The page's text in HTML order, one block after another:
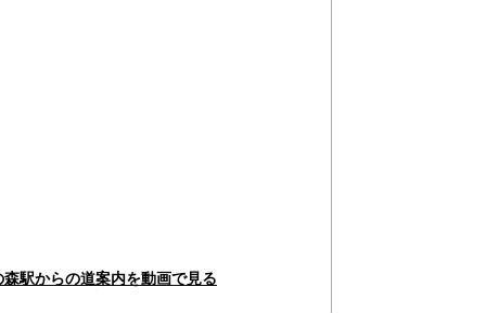
駅からの道案内を動画で見る